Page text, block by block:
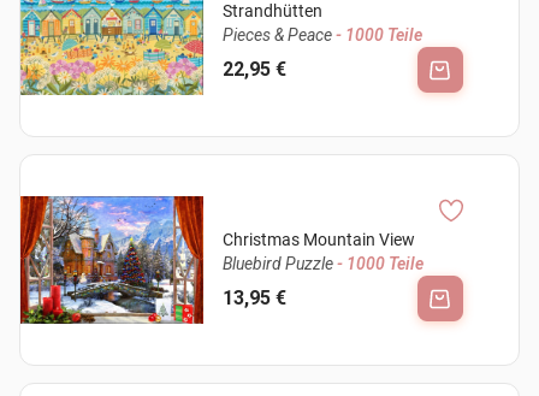
Strandhütten
Pieces & Peace- 1000 Teile
22,95 €
Christmas Mountain View
Bluebird Puzzle- 1000 Teile
13,95 €